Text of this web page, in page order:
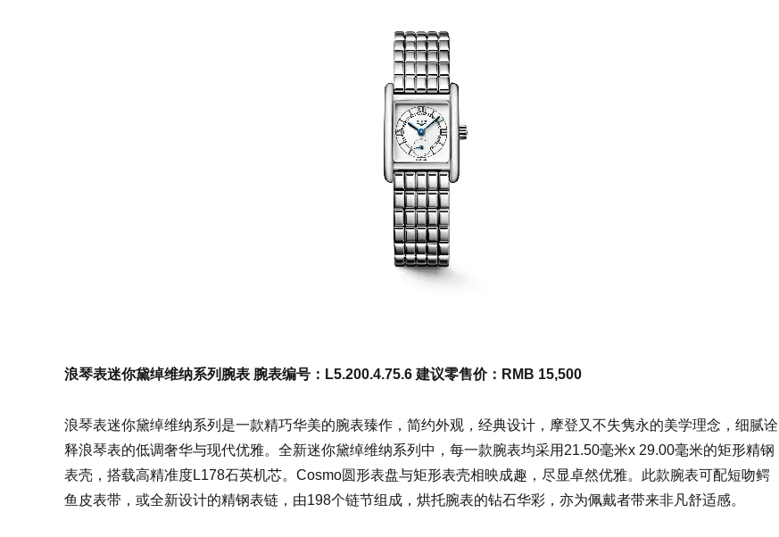
浪琴表迷你黛绰维纳系列腕表 腕表编号：L5.200.4.75.6 建议零售价：RMB 15,500
浪琴表迷你黛绰维纳系列是一款精巧华美的腕表臻作，简约外观，经典设计，摩登又不失隽永的美学理念，细腻诠
释浪琴表的低调奢华与现代优雅。全新迷你黛绰维纳系列中，每一款腕表均采用21.50毫米x 29.00毫米的矩形精钢
表壳，搭载高精准度L178石英机芯。Cosmo圆形表盘与矩形表壳相映成趣，尽显卓然优雅。此款腕表可配短吻鳄
鱼皮表带，或全新设计的精钢表链，由198个链节组成，烘托腕表的钻石华彩，亦为佩戴者带来非凡舒适感。